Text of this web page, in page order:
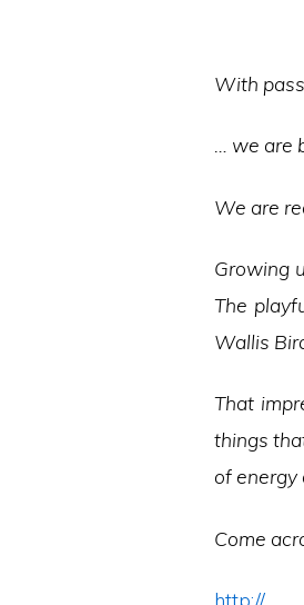
With
… we
We are
Growing
The
Wallis
That
things
of energy
Come
http://